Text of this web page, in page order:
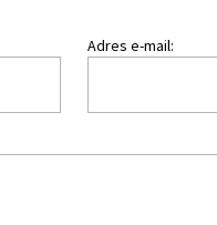
Adres e-mail: